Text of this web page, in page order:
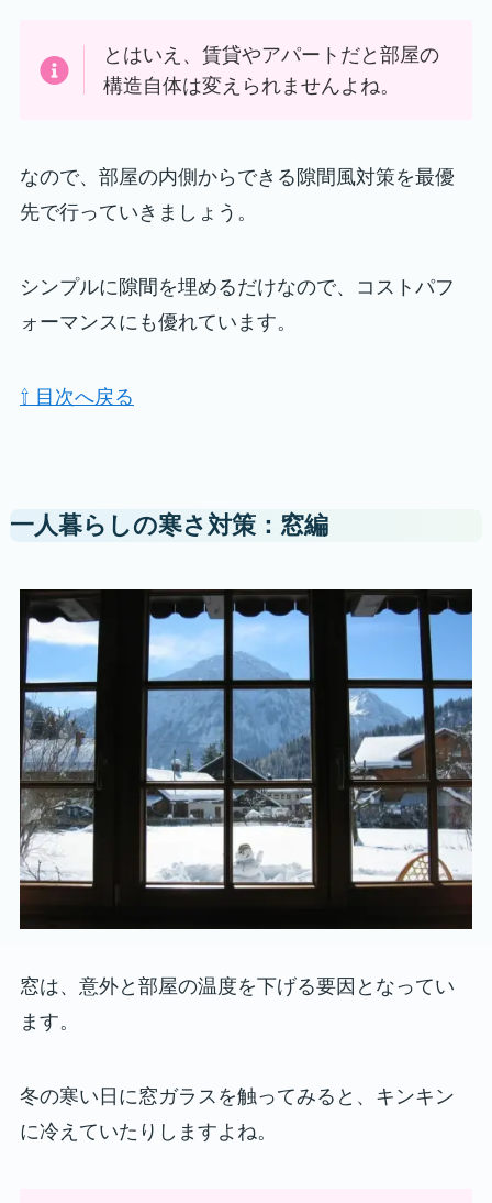
とはいえ、賃貸やアパートだと部屋の
構造自体は変えられませんよね。
なので、部屋の内側からできる隙間風対策を最優
先で行っていきましょう。
シンプルに隙間を埋めるだけなので、コストパフ
ォーマンスにも優れています。
⇧ 目次へ戻る
一人暮らしの寒さ対策：窓編
窓は、意外と部屋の温度を下げる要因となってい
ます。
冬の寒い日に窓ガラスを触ってみると、キンキン
に冷えていたりしますよね。